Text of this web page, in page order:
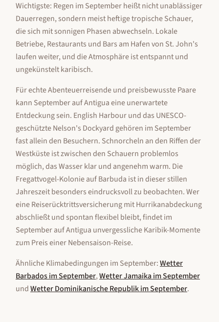
Wichtigste: Regen im September heißt nicht unablässiger
Dauerregen, sondern meist heftige tropische Schauer,
die sich mit sonnigen Phasen abwechseln. Lokale
Betriebe, Restaurants und Bars am Hafen von St. John's
laufen weiter, und die Atmosphäre ist entspannt und
ungekünstelt karibisch.
Für echte Abenteuerreisende und preisbewusste Paare
kann September auf Antigua eine unerwartete
Entdeckung sein. English Harbour und das UNESCO-
geschützte Nelson's Dockyard gehören im September
fast allein den Besuchern. Schnorcheln an den Riffen der
Westküste ist zwischen den Schauern problemlos
möglich, das Wasser klar und angenehm warm. Die
Fregattvogel-Kolonie auf Barbuda ist in dieser stillen
Jahreszeit besonders eindrucksvoll zu beobachten. Wer
eine Reiserücktrittsversicherung mit Hurrikanabdeckung
abschließt und spontan flexibel bleibt, findet im
September auf Antigua unvergessliche Karibik-Momente
zum Preis einer Nebensaison-Reise.
Ähnliche Klimabedingungen im September:Wetter
BarbadosimSeptember,WetterJamaika imSeptember
undWetterDominikanische RepublikimSeptember.